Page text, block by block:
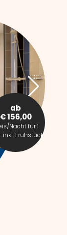
ab
€ 156,00
Nacht für 1
inkl. Frühstück